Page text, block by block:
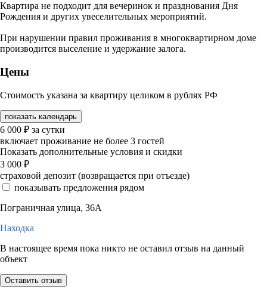
Квартира не подходит для вечеринок и празднования Дня
Рождения и других увеселительных мероприятий.
При нарушении правил проживания в многоквартирном доме
производится выселение и удержание залога.
Цены
Стоимость указана за квартиру целиком в рублях РФ
показать календарь
6 000 ₽ за сутки
включает проживание не более 3 гостей
Показать дополнительные условия и скидки
3 000 ₽
страховой депозит (возвращается при отъезде)
показывать предложения рядом
Пограничная улица, 36А
Находка
В настоящее время пока никто не оставил отзыв на данный
объект
Оставить отзыв